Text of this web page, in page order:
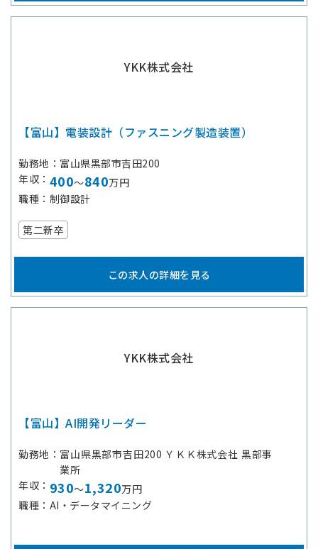
YKK株式会社
【富山】電装設計（ファスニング製造装置）
勤務地
富山県黒部市吉田200
年収
400～840万円
職種
制御設計
第二新卒
この求人の詳細を見る
YKK株式会社
【富山】AI開発リーダー
勤務地
富山県黒部市吉田200 ＹＫＫ株式会社 黒部事
業所
年収
930～1,320万円
職種
AI・データマイニング